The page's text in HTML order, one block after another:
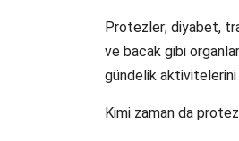
Protezler; diyabet,
ve bacak gibi
gündelik
Kimi zaman da